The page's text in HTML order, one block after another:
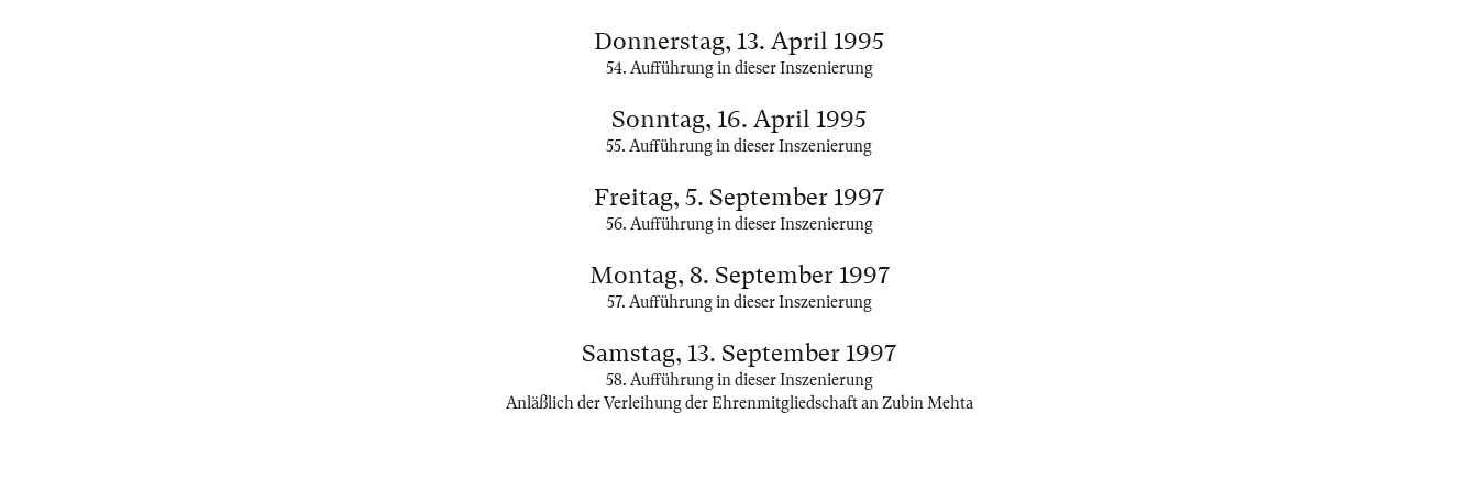
Donnerstag, 13. April 1995
54. Aufführung in dieser Inszenierung
Sonntag, 16. April 1995
55. Aufführung in dieser Inszenierung
Freitag, 5. September 1997
56. Aufführung in dieser Inszenierung
Montag, 8. September 1997
57. Aufführung in dieser Inszenierung
Samstag, 13. September 1997
58. Aufführung in dieser Inszenierung
Anläßlich der Verleihung der Ehrenmitgliedschaft an Zubin Mehta